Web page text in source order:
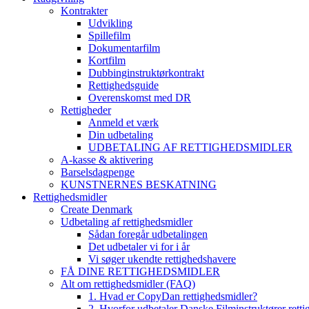
Kontrakter
Udvikling
Spillefilm
Dokumentarfilm
Kortfilm
Dubbinginstruktørkontrakt
Rettighedsguide
Overenskomst med DR
Rettigheder
Anmeld et værk
Din udbetaling
UDBETALING AF RETTIGHEDSMIDLER
A-kasse & aktivering
Barselsdagpenge
KUNSTNERNES BESKATNING
Rettighedsmidler
Create Denmark
Udbetaling af rettighedsmidler
Sådan foregår udbetalingen
Det udbetaler vi for i år
Vi søger ukendte rettighedshavere
FÅ DINE RETTIGHEDSMIDLER
Alt om rettighedsmidler (FAQ)
1. Hvad er CopyDan rettighedsmidler?